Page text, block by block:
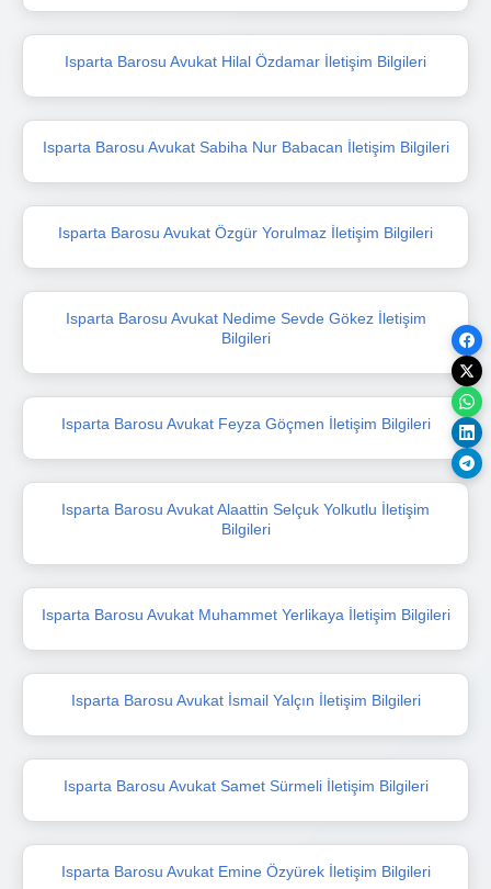
Isparta Barosu Avukat Hilal Özdamar İletişim Bilgileri
Isparta Barosu Avukat Sabiha Nur Babacan İletişim Bilgileri
Isparta Barosu Avukat Özgür Yorulmaz İletişim Bilgileri
Isparta Barosu Avukat Nedime Sevde Gökez İletişim
Bilgileri
Isparta Barosu Avukat Feyza Göçmen İletişim Bilgileri
Isparta Barosu Avukat Alaattin Selçuk Yolkutlu İletişim
Bilgileri
Isparta Barosu Avukat Muhammet Yerlikaya İletişim Bilgileri
Isparta Barosu Avukat İsmail Yalçın İletişim Bilgileri
Isparta Barosu Avukat Samet Sürmeli İletişim Bilgileri
Isparta Barosu Avukat Emine Özyürek İletişim Bilgileri